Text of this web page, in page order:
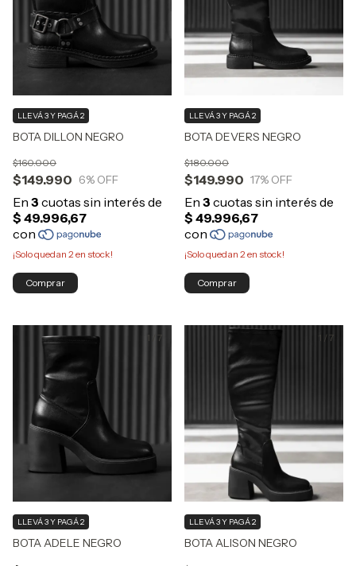
BOTA DILLON NEGRO
$149.990
$160.000
6% OFF
LLEVÁ 3 Y PAGÁ 2
¡Solo quedan 2 en stock!
Comprar
BOTA DEVERS NEGRO
$149.990
$180.000
17% OFF
LLEVÁ 3 Y PAGÁ 2
¡Solo quedan 2 en stock!
Comprar
1 7
BOTA ADELE NEGRO
LLEVÁ 3 Y PAGÁ 2
/ 7
BOTA ALISON NEGRO
LLEVÁ 3 Y PAGÁ 2